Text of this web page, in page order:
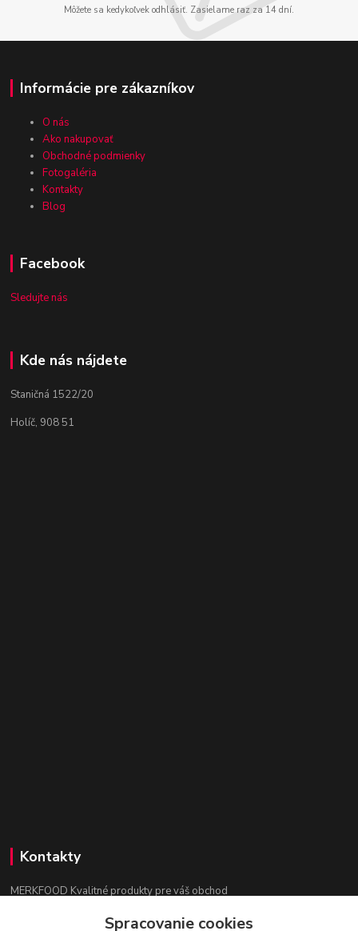
Môžete sa kedykoľvek odhlásiť. Zasielame raz za 14 dní.
Informácie pre zákazníkov
O nás
Ako nakupovať
Obchodné podmienky
Fotogaléria
Kontakty
Blog
Facebook
Sledujte nás
Kde nás nájdete
Staničná 1522/20
Holíč, 908 51
Kontakty
MERKFOOD Kvalitné produkty pre váš obchod
Ing. Lenka MokrošováSpracovanie cookies